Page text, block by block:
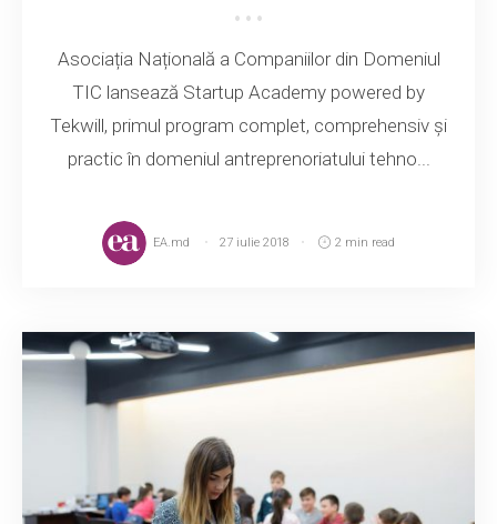
Asociația Națională a Companiilor din Domeniul
TIC lansează Startup Academy powered by
Tekwill, primul program complet, comprehensiv și
practic în domeniul antreprenoriatului tehno...
EA.md 27 iulie 2018 2 min read